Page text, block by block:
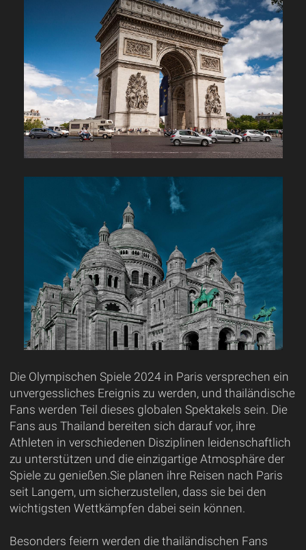
Die Olympischen Spiele 2024 in Paris versprechen ein
unvergessliches Ereignis zu werden, und thailändische
Fans werden Teil dieses globalen Spektakels sein. Die
Fans aus Thailand bereiten sich darauf vor, ihre
Athleten in verschiedenen Disziplinen leidenschaftlich
zu unterstützen und die einzigartige Atmosphäre der
Spiele zu genießen.Sie planen ihre Reisen nach Paris
seit Langem, um sicherzustellen, dass sie bei den
wichtigsten Wettkämpfen dabei sein können.
Besonders feiern werden die thailändischen Fans